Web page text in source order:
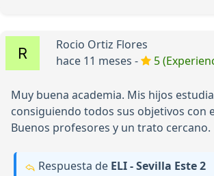
Rocio Ortiz Flores
hace 11 meses -
5
Muy buena academia. Mis hijos
consiguiendo todos sus objetivos con
Buenos profesores y un trato cercano.
Respuesta de ELI - Sevilla Este 2